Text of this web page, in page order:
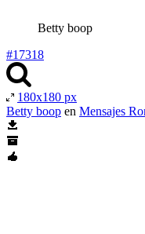
Betty boop
#17318
180x180 px
Betty boop en Mensajes